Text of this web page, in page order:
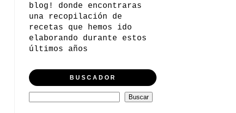
blog! donde encontraras
una recopilación de
recetas que hemos ido
elaborando durante estos
últimos años
BUSCADOR